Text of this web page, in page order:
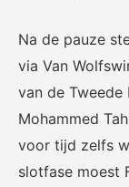
Futsal Euro
De officiële
Na de pauze
via Van
van de
Mohammed
voor tijd zelfs
slotfase moest